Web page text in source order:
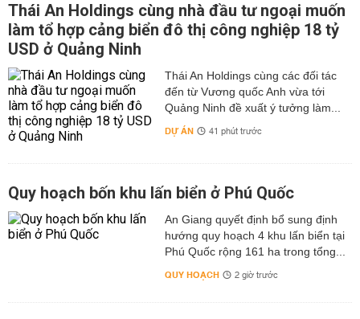
Thái An Holdings cùng nhà đầu tư ngoại muốn
làm tổ hợp cảng biển đô thị công nghiệp 18 tỷ
USD ở Quảng Ninh
Thái An Holdings cùng các đối tác
đến từ Vương quốc Anh vừa tới
Quảng Ninh đề xuất ý tưởng làm...
DỰ ÁN 41 phút trước
Quy hoạch bốn khu lấn biển ở Phú Quốc
An Giang quyết định bổ sung định
hướng quy hoạch 4 khu lấn biển tại
Phú Quốc rộng 161 ha trong tổng...
QUY HOẠCH 2 giờ trước